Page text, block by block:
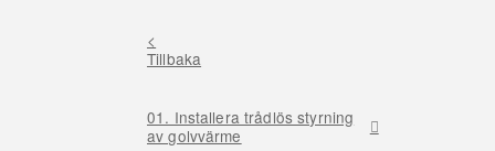
<
Tillbaka
01. Installera trådlös styrning
av golvvärme